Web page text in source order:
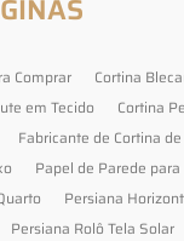
Comprar Cortina
em Tecido
Cortina
Fabricante de Cortina
Papel de Parede
Persiana
Persiana Rolô Tela Solar